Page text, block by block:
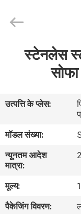
हमारे
बारे
में
Ltd..
Developedस्टेनलेस
सोफा
उत्पत्ति के प्लेस:
मॉडल संख्या:
न्यूनतम आदेश
मात्रा:
मूल्य:
पैकेजिंग विवरण: